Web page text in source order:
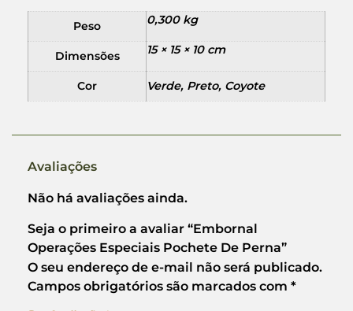
Peso 0,300 kg
Dimensões 15 × 15 × 10 cm
Cor Verde, Preto, Coyote
Avaliações
Não há avaliações ainda.
Seja o primeiro a avaliar “Embornal
Operações Especiais Pochete De Perna”
O seu endereço de e-mail não será publicado.
Campos obrigatórios são marcados com *